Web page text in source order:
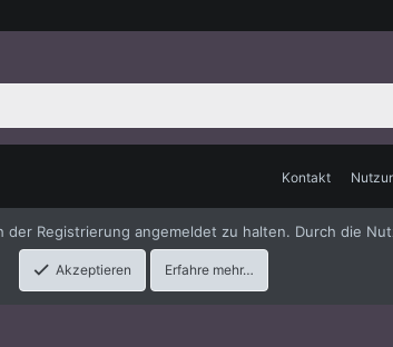
Kontakt
Registrierung angemeldet zu halten. Durch die
Akzeptieren Erfahre mehr…